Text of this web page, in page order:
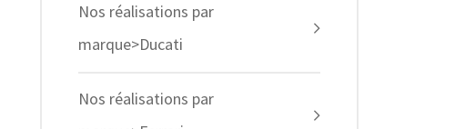
Nos réalisations par
marque>Ducati
Nos réalisations par